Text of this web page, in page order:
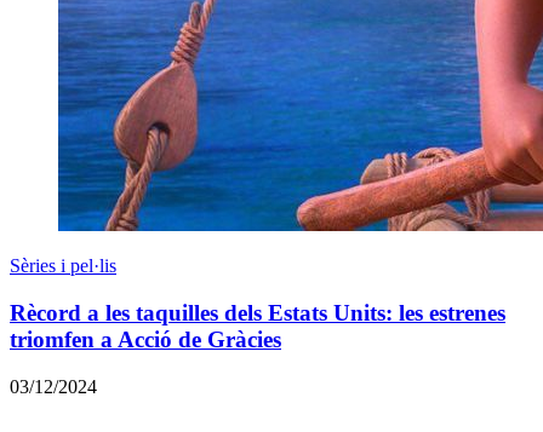
Sèries i pel·lis
Rècord a les taquilles dels Estats Units: les estrenes
triomfen a Acció de Gràcies
03/12/2024